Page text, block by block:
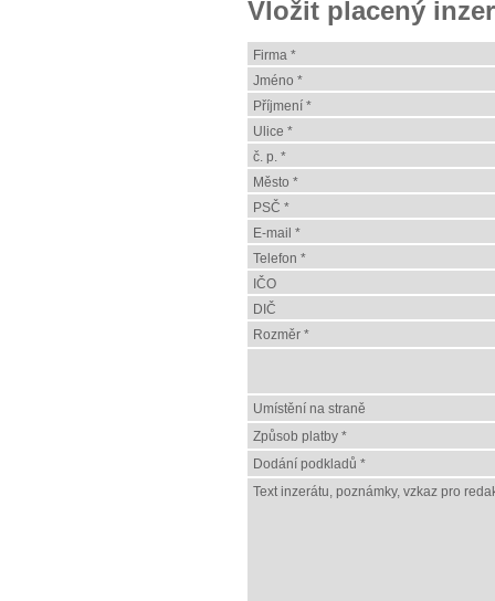
Vložit placený
Firma *
Jméno *
Příjmení *
Ulice *
č. p. *
Město *
PSČ *
E-mail *
Telefon *
IČO
DIČ
Rozměr *
Umístění na straně
Způsob platby *
Dodání podkladů *
Text inzerátu, poznámky, vzkaz pro